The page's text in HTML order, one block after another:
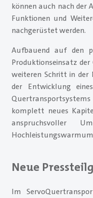
können auch nach der
Funktionen und
nachgerüstet werden.
Aufbauend auf den
Produktionseinsatz
weiteren Schritt in der
der Entwicklung
komplett neues
anspruchsvoller
Neue
Im